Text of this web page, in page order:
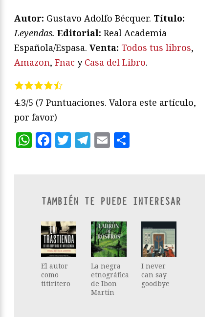
Autor: Gustavo Adolfo Bécquer. Título:
Leyendas. Editorial: Real Academia
Española/Espasa. Venta: Todos tus libros,
Amazon, Fnac y Casa del Libro.
4.3/5 (7 Puntuaciones. Valora este artículo,
por favor)
WhatsApp
Facebook
Twitter
Telegram
Email
TAMBIÉN TE PUEDE INTERESAR
El autor
como
titiritero
La negra
etnográfica
de Ibon
Martín
I never
can say
goodbye